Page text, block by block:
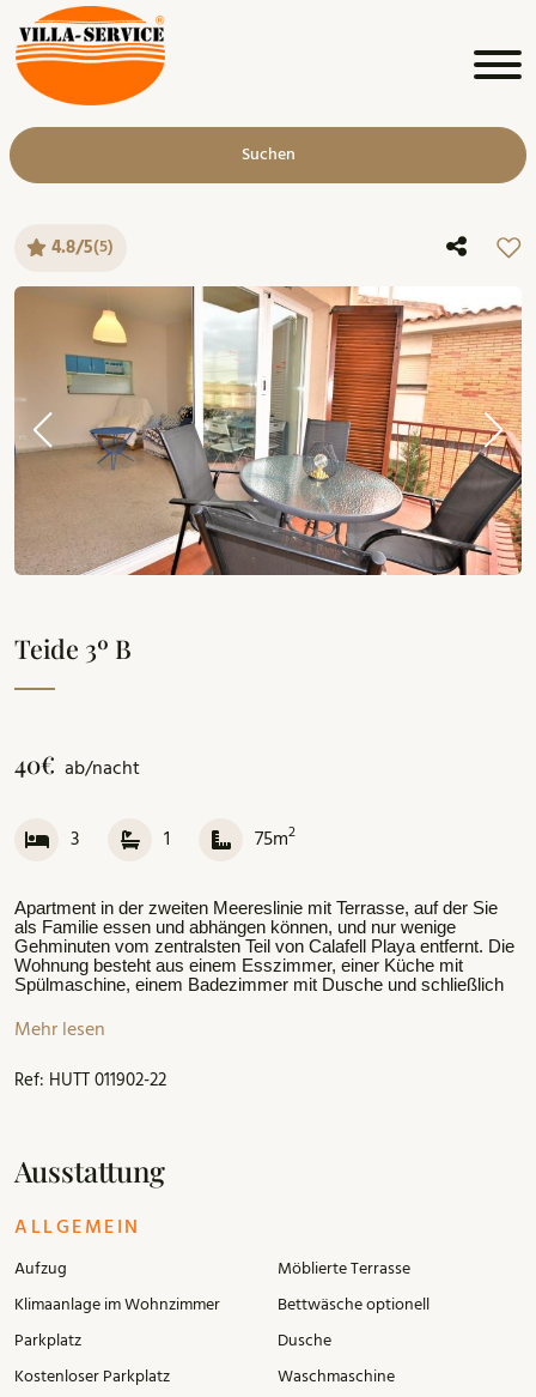
Suchen
4.8/5(5)
Teide 3º B
3 1 75m2
Apartment in der zweiten Meereslinie mit Terrasse, auf der Sie
als Familie essen und abhängen können, und nur wenige
Gehminuten vom zentralsten Teil von Calafell Playa entfernt. Die
Wohnung besteht aus einem Esszimmer, einer Küche mit
Spülmaschine, einem Badezimmer mit Dusche und schließlich
mit einem Einzelbett. Parkplatz inbegriffen
Schuhgeschäfte, den städtischen Markt und verschiedene
Mehr lesen
Ref: HUTT 011902-22
Ausstattung
ALLGEMEIN
Aufzug
Klimaanlage im Wohnzimmer
Parkplatz
Kostenloser Parkplatz
Möblierte Terrasse
Bettwäsche optionell
Dusche
Waschmaschine
40€ ab/nacht